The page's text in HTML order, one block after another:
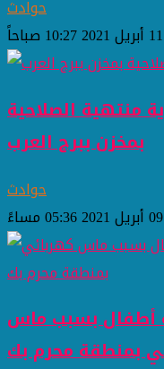
حوادث
منتهية الصلاحية
بمخزن ببرج العرب
حوادث
أطفال بسبب ماس
بمنطقة محرم بك